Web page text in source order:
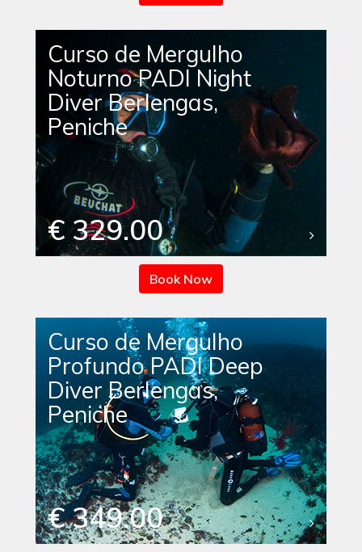
Curso de Mergulho
Noturno PADI Night
Diver Berlengas,
Peniche
€ 329.00
Book Now
Curso de Mergulho
Profundo PADI Deep
Diver Berlengas,
Peniche
€ 349.00